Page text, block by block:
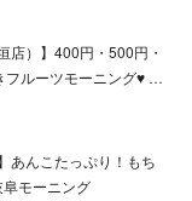
店）】400円・500円・
フルーツモーニング♥ …
あんこたっぷり！もち
モーニング